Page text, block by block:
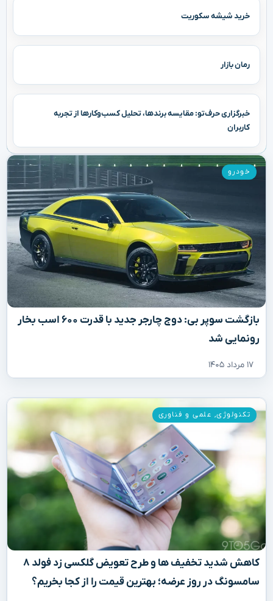
خرید شیشه سکوریت
رمان بازار
خبرگزاری حرف‌تو: مقایسه برندها، تحلیل کسب‌وکارها از تجربه
کاربران
بازگشت سوپر بی: دوج چارجر جدید با قدرت ۶۰۰ اسب بخار
رونمایی شد
۱۷ مرداد ۱۴۰۵
خودرو
کاهش شدید تخفیف‌ ها و طرح تعویض گلکسی زد فولد ۸
سامسونگ در روز عرضه؛ بهترین قیمت را از کجا بخریم؟
تکنولوژی, علمی و فناوری